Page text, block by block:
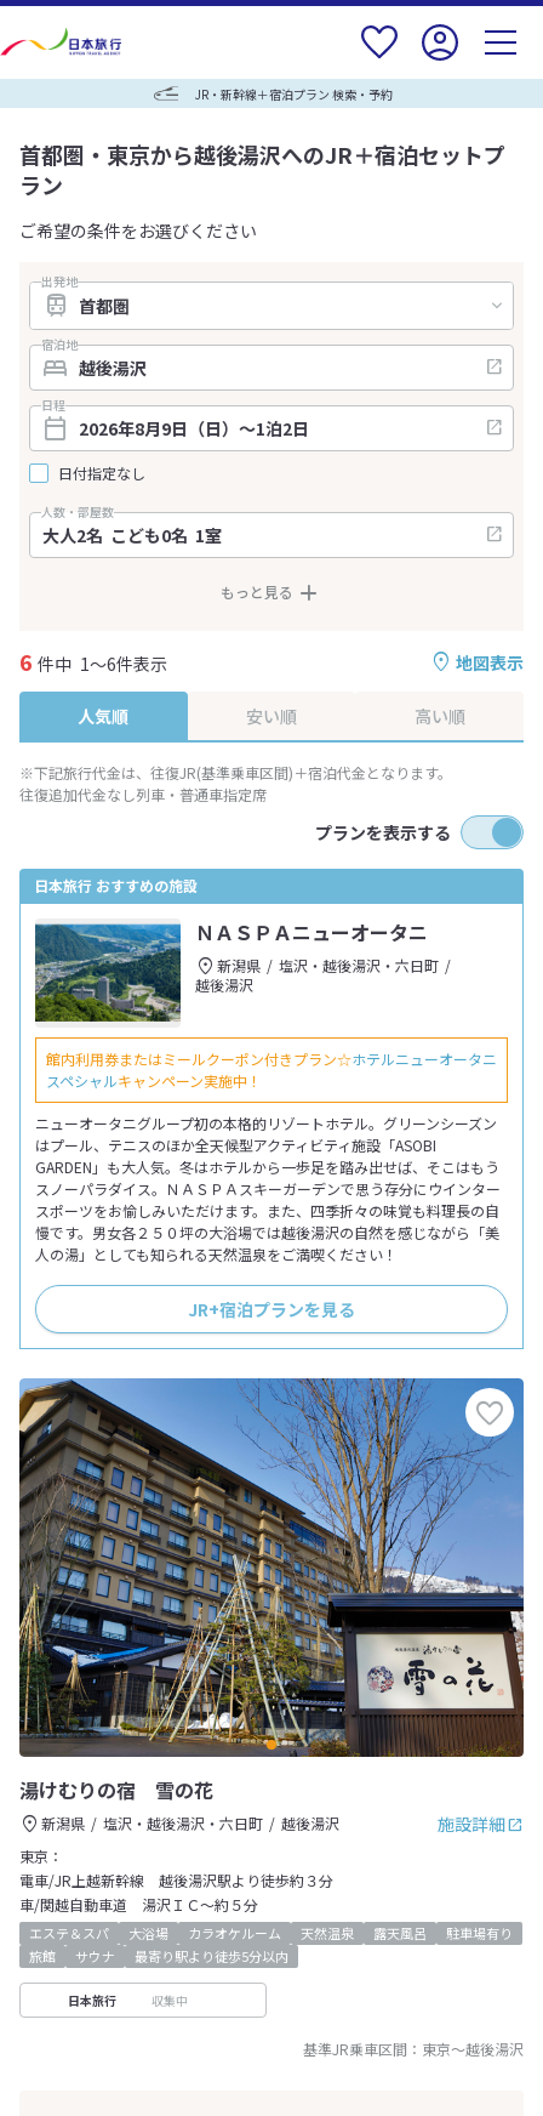
JR・新幹線＋宿泊プラン 検索・予約
首都圏・東京から越後湯沢へのJR＋宿泊セットプ
ラン
ご希望の条件をお選びください
出発地
宿泊地
日程
日付指定なし
人数・部屋数
もっと見る
地図表示
6 件中 1～6件表示
人気順 安い順 高い順
※下記旅行代金は、往復JR(基準乗車区間)＋宿泊代金となります。
往復追加代金なし列車・普通車指定席
プランを表示する
日本旅行 おすすめの施設
ＮＡＳＰＡニューオータニ
新潟県
塩沢・越後湯沢・六日町
越後湯沢
館内利用券またはミールクーポン付きプラン☆ホテルニューオータニ
スペシャルキャンペーン実施中！
ニューオータニグループ初の本格的リゾートホテル。グリーンシーズン
はプール、テニスのほか全天候型アクティビティ施設「ASOBI
GARDEN」も大人気。冬はホテルから一歩足を踏み出せば、そこはもう
スノーパラダイス。ＮＡＳＰＡスキーガーデンで思う存分にウインター
スポーツをお愉しみいただけます。また、四季折々の味覚も料理長の自
慢です。男女各２５０坪の大浴場では越後湯沢の自然を感じながら「美
人の湯」としても知られる天然温泉をご満喫ください！
JR+宿泊プランを見る
湯けむりの宿 雪の花
施設詳細
新潟県 塩沢・越後湯沢・六日町
越後湯沢
東京：
電車/JR上越新幹線 越後湯沢駅より徒歩約３分
車/関越自動車道 湯沢ＩＣ～約５分
エステ＆スパ 大浴場 カラオケルーム 天然温泉 露天風呂
駐車場有り
旅館
サウナ 最寄り駅より徒歩5分以内
日本旅行 収集中
基準JR乗車区間： 東京～越後湯沢